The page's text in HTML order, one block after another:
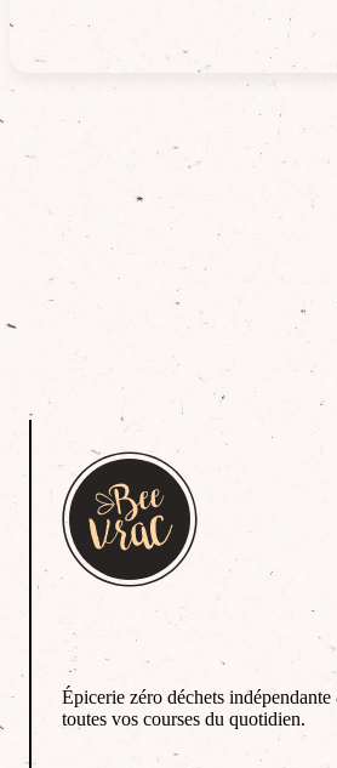
Épicerie zéro déchets
toutes vos courses du quotidien.